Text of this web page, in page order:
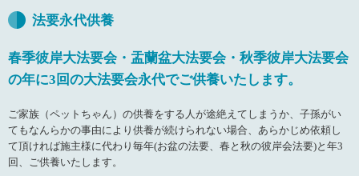
法要永代供養
春季彼岸大法要会・盂蘭盆大法要会・秋季彼岸大法要会
の年に3回の大法要会永代でご供養いたします。
ご家族（ペットちゃん）の供養をする人が途絶えてしまうか、子孫がい
てもなんらかの事由により供養が続けられない場合、あらかじめ依頼し
て頂ければ施主様に代わり毎年(お盆の法要、春と秋の彼岸会法要)と年3
回、ご供養いたします。